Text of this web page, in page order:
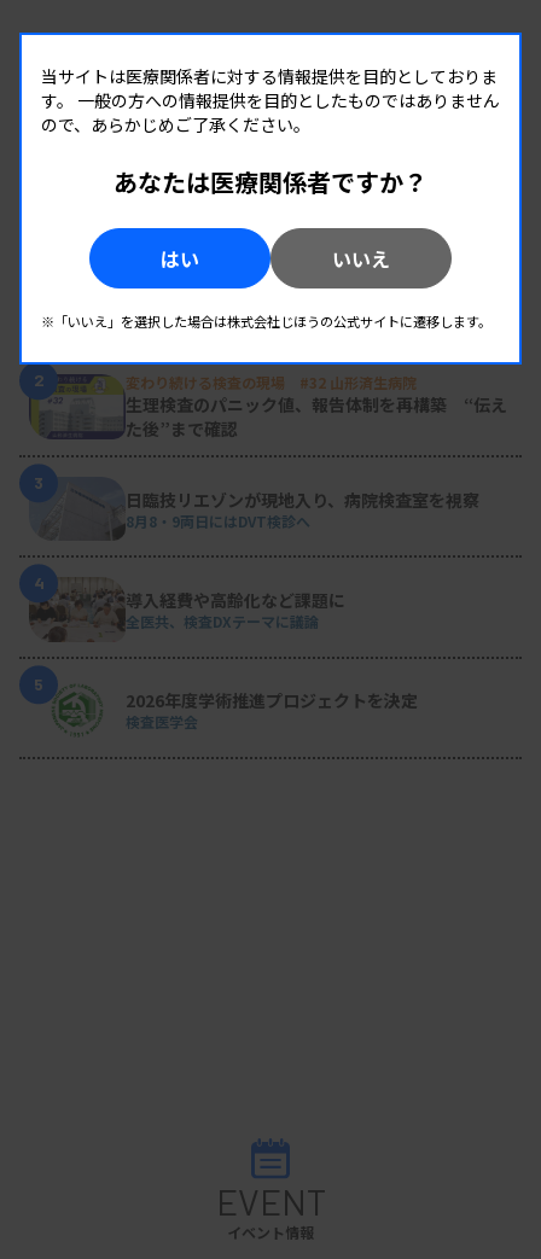
人気の記事
新人臨床検査技師の歩き方 ［第16回］
チーム医療の中で信頼される技師
2 変わり続ける検査の現場 #32 山形済生病院
生理検査のパニック値、報告体制を再構築 “伝え
た後”まで確認
3
日臨技リエゾンが現地入り、病院検査室を視察
8月8・9両日にはDVT検診へ
4
導入経費や高齢化など課題に
全医共、検査DXテーマに議論
5
2026年度学術推進プロジェクトを決定
検査医学会
EVENT
イベント情報
当サイトは医療関係者に対する情報提供を目的としておりま
す。 一般の方への情報提供を目的としたものではありません
ので、あらかじめご了承ください。
あなたは医療関係者ですか？
はい いいえ
※「いいえ」を選択した場合は株式会社じほうの公式サイトに遷移します。